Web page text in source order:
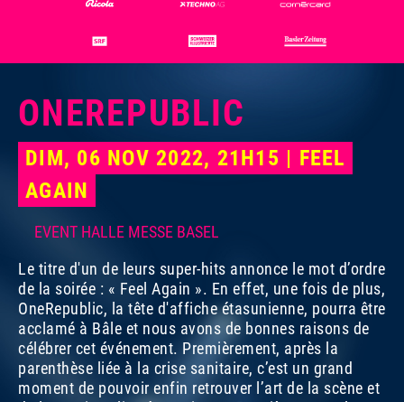
ONEREPUBLIC
DIM, 06 NOV 2022, 21H15 | FEEL
AGAIN
EVENT HALLE MESSE BASEL
Le titre d'un de leurs super-hits annonce le mot d’ordre
de la soirée : « Feel Again ». En effet, une fois de plus,
OneRepublic, la tête d'affiche étasunienne, pourra être
acclamé à Bâle et nous avons de bonnes raisons de
célébrer cet événement. Premièrement, après la
parenthèse liée à la crise sanitaire, c’est un grand
moment de pouvoir enfin retrouver l’art de la scène et